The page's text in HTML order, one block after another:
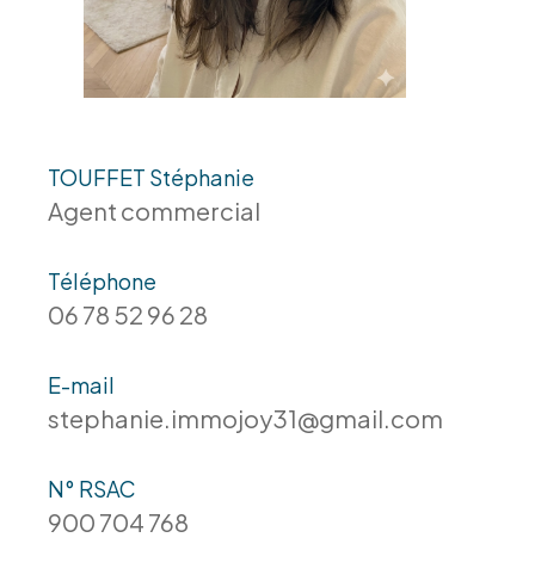
TOUFFET Stéphanie
Agent commercial
Téléphone
06 78 52 96 28
E-mail
stephanie.immojoy31@gmail.com
N° RSAC
900 704 768